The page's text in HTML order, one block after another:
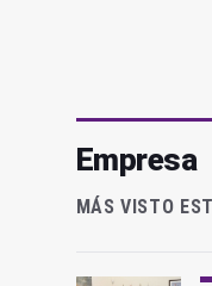
Empresa
MÁS VISTO